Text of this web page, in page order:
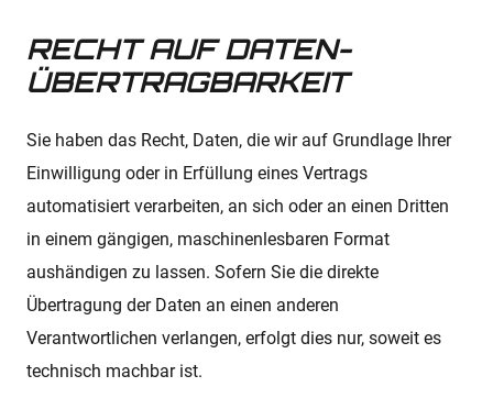
RECHT AUF DATEN­
ÜBERTRAG­BARKEIT
Sie haben das Recht, Daten, die wir auf Grundlage Ihrer
Einwilligung oder in Erfüllung eines Vertrags
automatisiert verarbeiten, an sich oder an einen Dritten
in einem gängigen, maschinenlesbaren Format
aushändigen zu lassen. Sofern Sie die direkte
Übertragung der Daten an einen anderen
Verantwortlichen verlangen, erfolgt dies nur, soweit es
technisch machbar ist.